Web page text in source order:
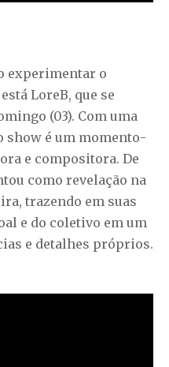
experimentar o
LoreB, que se
(03). Com uma
show é um momento-
e compositora. De
como revelação na
trazendo em suas
e do coletivo em um
e detalhes próprios.